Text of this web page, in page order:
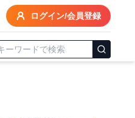
ログイン/会員登録